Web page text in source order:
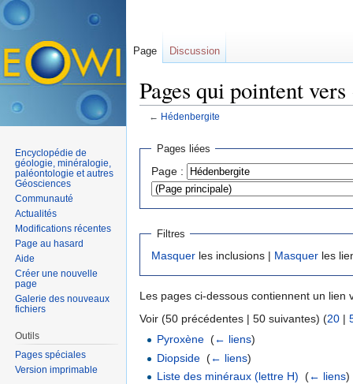
Pages qui pointent
← Hédenbergite
Pages liées
Page :
Filtres
Masquer les inclusions | Masquer les
Les pages ci-dessous contiennent un lien
Voir (50 précédentes | 50 suivantes) (20 |
Pyroxène ‎(← liens)
Diopside ‎(← liens)
Liste des minéraux (lettre H) ‎(← liens)
Page Discussion
Encyclopédie de
géologie, minéralogie,
paléontologie et autres
Géosciences
Communauté
Actualités
Modifications récentes
Page au hasard
Aide
Créer une nouvelle
page
Galerie des nouveaux
fichiers
Outils
Pages spéciales
Version imprimable